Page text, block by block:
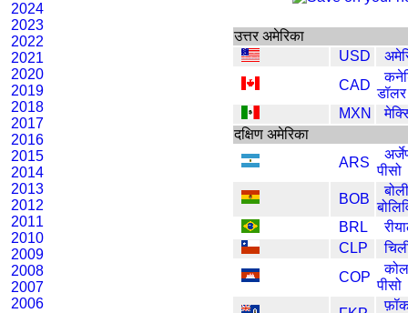
2024
2023
2022
2021
2020
2019
2018
2017
2016
2015
2014
2013
2012
2011
2010
2009
2008
2007
2006
उत्तर अमेरिका
USD
CAD
डॉलर
MXN
दक्षिण अमेरिका
ARS
पीसो
BOB
BRL
CLP
COP
पीसो